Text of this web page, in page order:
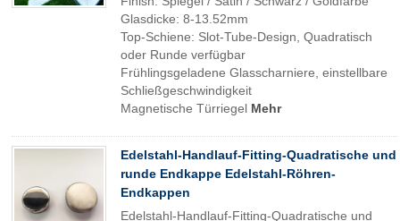
Glasdicke: 8-13.52mm
Top-Schiene: Slot-Tube-Design, Quadratisch
oder Runde verfügbar
Frühlingsgeladene Glasscharniere, einstellbare
Schließgeschwindigkeit
Magnetische Türriegel Mehr
Edelstahl-Handlauf-Fitting-Quadratische und
runde Endkappe Edelstahl-Röhren-
Endkappen
Edelstahl-Handlauf-Fitting-Quadratische und